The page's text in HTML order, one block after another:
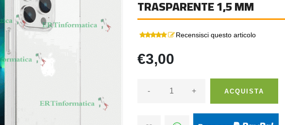
TRASPARENTE 1,5 MM
Recensisci questo articolo
€3,00
- + ACQUISTA